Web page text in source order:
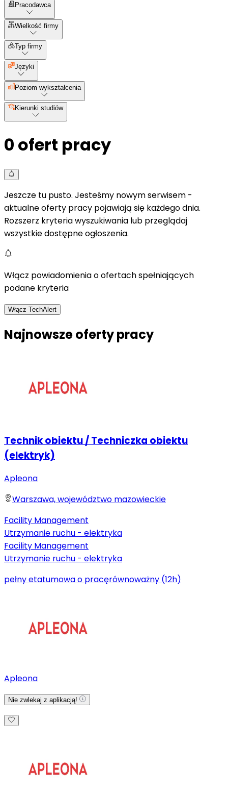
Pracodawca
Wielkość firmy
Typ firmy
Języki
Poziom wykształcenia
Kierunki studiów
0 ofert pracy
Jeszcze tu pusto. Jesteśmy nowym serwisem -
aktualne oferty pracy pojawiają się każdego dnia.
Rozszerz kryteria wyszukiwania lub przeglądaj
wszystkie dostępne ogłoszenia.
Włącz powiadomienia o ofertach spełniających
podane kryteria
Włącz TechAlert
Najnowsze oferty pracy
Technik obiektu / Techniczka obiektu
(elektryk)
Apleona
Warszawa, województwo mazowieckie
Facility Management
Utrzymanie ruchu - elektryka
Facility Management
Utrzymanie ruchu - elektryka
pełny etatumowa o pracęrównoważny (12h)
Apleona
Nie zwlekaj z aplikacją!